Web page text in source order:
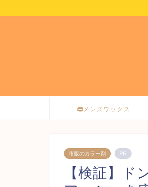
メンズワックス
市販のカラー剤 PR
【検証】